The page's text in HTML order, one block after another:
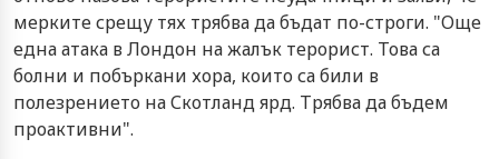
мерките срещу тях трябва да бъдат по-строги. "Още
една атака в Лондон на жалък терорист. Това са
болни и побъркани хора, които са били в
полезрението на Скотланд ярд. Трябва да бъдем
проактивни".